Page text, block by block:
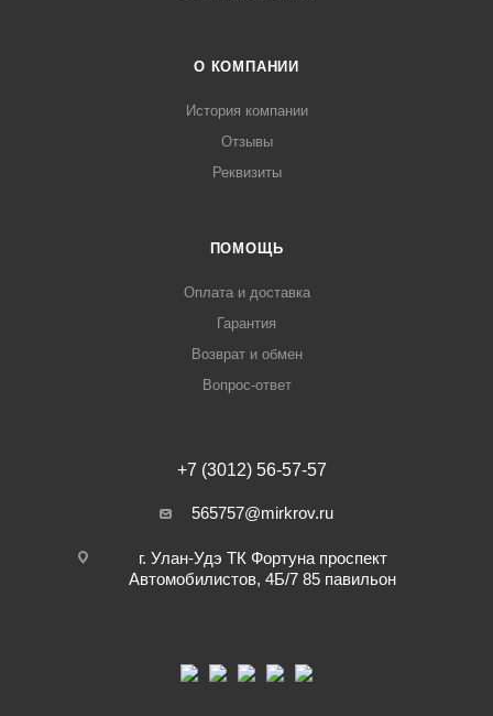
О КОМПАНИИ
История компании
Отзывы
Реквизиты
ПОМОЩЬ
Оплата и доставка
Гарантия
Возврат и обмен
Вопрос-ответ
+7 (3012) 56-57-57
565757@mirkrov.ru
г. Улан-Удэ ​ТК Фортуна​ проспект
Автомобилистов, 4Б/7 ​85 павильон